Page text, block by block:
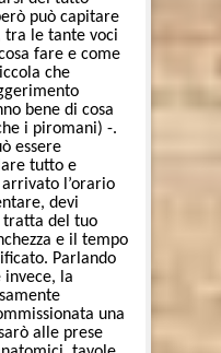
può capitare
tra le tante voci
fare e come
che
bene di cosa
i piromani) -.
essere
tutto e
l’orario
devi
tratta del tuo
e il tempo
Parlando
invece, la
una
alle prese